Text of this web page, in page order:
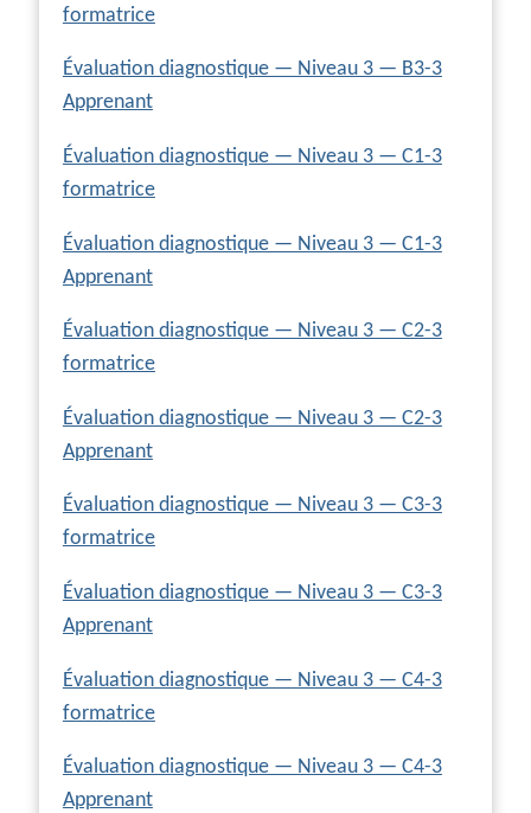
formatrice
Évaluation diagnostique — Niveau 3 — B3-3
Apprenant
Évaluation diagnostique — Niveau 3 — C1-3
formatrice
Évaluation diagnostique — Niveau 3 — C1-3
Apprenant
Évaluation diagnostique — Niveau 3 — C2-3
formatrice
Évaluation diagnostique — Niveau 3 — C2-3
Apprenant
Évaluation diagnostique — Niveau 3 — C3-3
formatrice
Évaluation diagnostique — Niveau 3 — C3-3
Apprenant
Évaluation diagnostique — Niveau 3 — C4-3
formatrice
Évaluation diagnostique — Niveau 3 — C4-3
Apprenant